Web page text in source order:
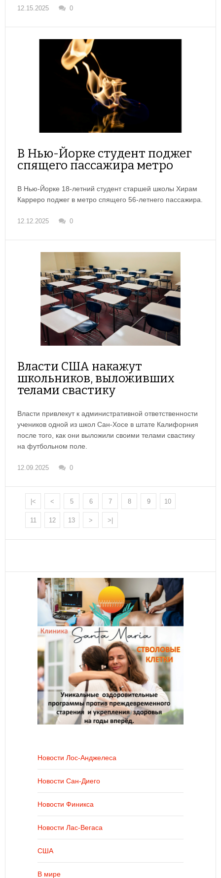
12.15.2025 0
В Нью-Йорке студент поджег
спящего пассажира метро
В Нью-Йорке 18-летний студент старшей школы Хирам
Карреро поджег в метро спящего 56-летнего пассажира.
12.12.2025 0
Власти США накажут
школьников, выложивших
телами свастику
Власти привлекут к административной ответственности
учеников одной из школ Сан-Хосе в штате Калифорния
после того, как они выложили своими телами свастику
на футбольном поле.
12.09.2025 0
|< < 5 6 7 8 9 10
11 12 13 > >|
Новости Лос-Анджелеса
Новости Сан-Диего
Новости Финикса
Новости Лас-Вегаса
США
В мире